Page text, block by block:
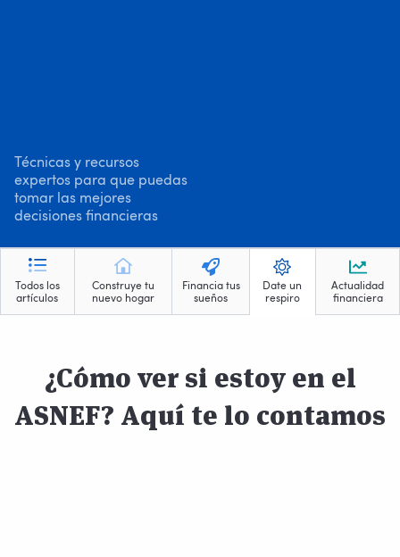
Técnicas y recursos
expertos para que puedas
tomar las mejores
decisiones financieras
Todos los
artículos
Construye tu
nuevo hogar
Financia tus
sueños
Date un
respiro
Actualidad
financiera
¿Cómo ver si estoy en el
ASNEF? Aquí te lo contamos